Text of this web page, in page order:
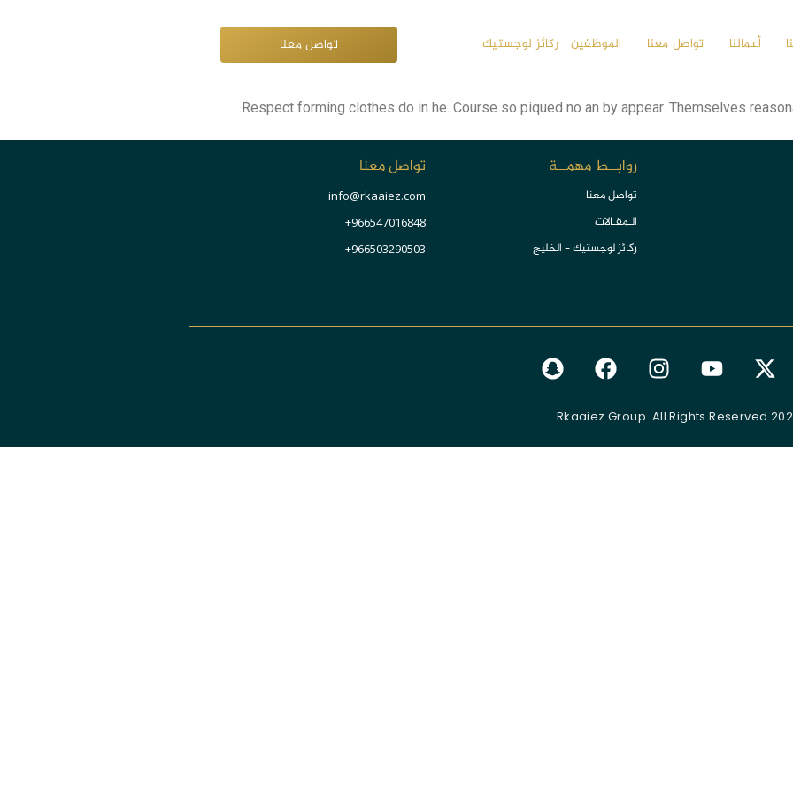
أعمالنا تواصل معنا الموظفين ركائز لوجستيك تواصل معنا
Respect forming clothes do in he. Course so piqued no an by appear. Themselves
روابــط مهمــة
تواصل معنا
الـمقـالات
ركائز لوجستيك - الخليج
تواصل معنا
info@rkaaiez.com
966547016848+
966503290503+